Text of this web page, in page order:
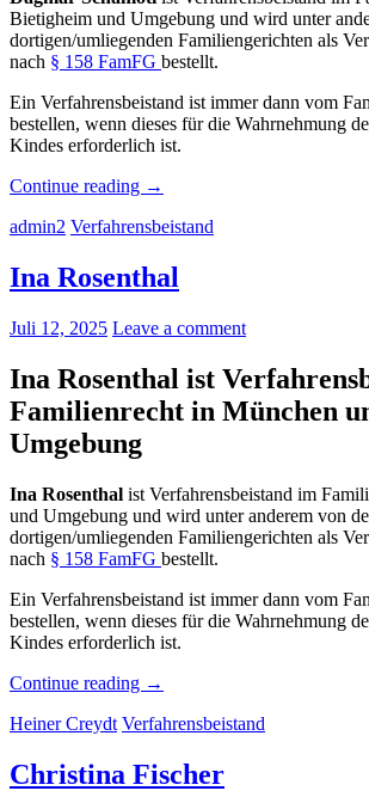
Bietigheim und Umgebung und wird unter
dortigen/umliegenden Familiengerichten als
nach § 158 FamFG bestellt.
Ein Verfahrensbeistand ist immer dann vom
bestellen, wenn dieses für die Wahrnehmung
Kindes erforderlich ist.
Continue reading „Dagmar
→
admin2 Verfahrensbeistand
Ina Rosenthal
Juli 12, 2025 Leave a comment
Ina Rosenthal ist
Familienrecht in München
Umgebung
Ina Rosenthal ist Verfahrensbeistand im
und Umgebung und wird unter anderem von
dortigen/umliegenden Familiengerichten als
nach § 158 FamFG bestellt.
Ein Verfahrensbeistand ist immer dann vom
bestellen, wenn dieses für die Wahrnehmung
Kindes erforderlich ist.
Continue reading „Ina
→
Heiner Creydt Verfahrensbeistand
Christina Fischer